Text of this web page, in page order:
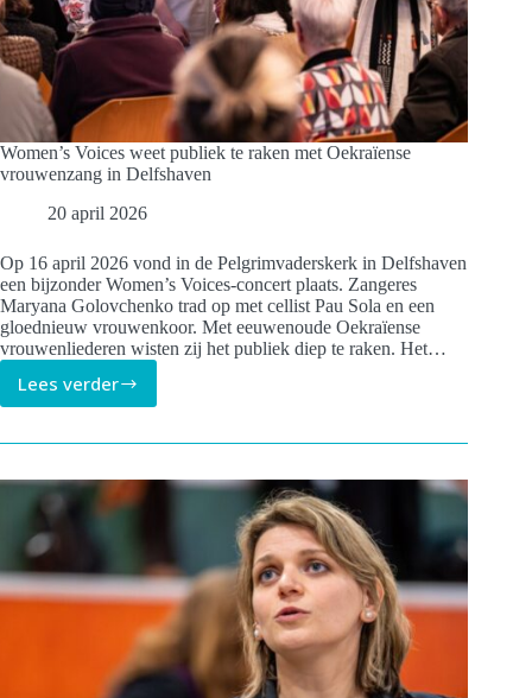
Women’s Voices weet publiek te raken met Oekraïense
vrouwenzang in Delfshaven
20 april 2026
Op 16 april 2026 vond in de Pelgrimvaderskerk in Delfshaven
een bijzonder Women’s Voices-concert plaats. Zangeres
Maryana Golovchenko trad op met cellist Pau Sola en een
gloednieuw vrouwenkoor. Met eeuwenoude Oekraïense
vrouwenliederen wisten zij het publiek diep te raken. Het…
Lees verder
Women’s
weet
te
raken
Oekraïense
vrouwenzang
in
Delfshaven